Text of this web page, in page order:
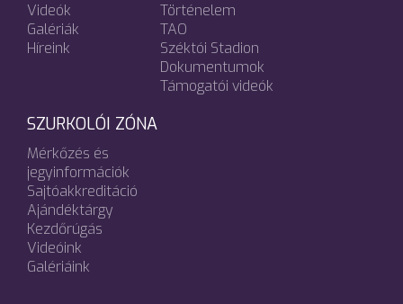
Videók
Galériák
Híreink
Történelem
TAO
Széktói Stadion
Dokumentumok
Támogatói videók
SZURKOLÓI ZÓNA
Mérkőzés és
jegyinformációk
Sajtóakkreditáció
Ajándéktárgy
Kezdőrúgás
Videóink
Galériáink